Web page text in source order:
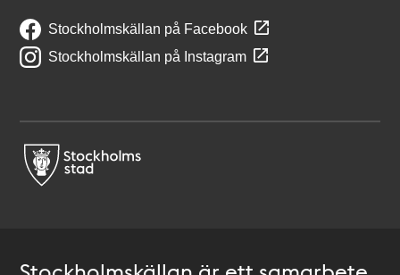
Stockholmskällan på Facebook
Stockholmskällan på Instagram